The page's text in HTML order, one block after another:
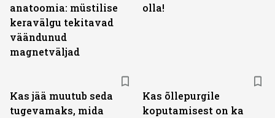
anatoomia: müstilise
keravälgu tekitavad
väändunud
magnetväljad
olla!
Kas jää muutub seda
tugevamaks, mida
Kas õllepurgile
koputamisest on ka